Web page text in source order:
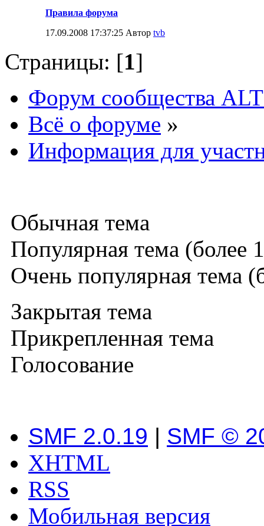
Правила форума
17.09.2008 17:37:25 Автор tvb
Страницы: [1]
Форум сообщества
Всё о форуме »
Информация для
Обычная тема
Популярная тема (более
Очень популярная тема
Закрытая тема
Прикрепленная тема
Голосование
SMF 2.0.19 | SMF ©
XHTML
RSS
Мобильная версия